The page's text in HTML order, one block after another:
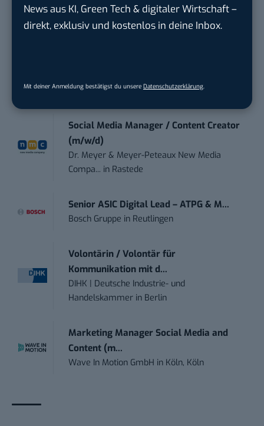
News aus KI, Green Tech & digitaler Wirtschaft –
direkt, exklusiv und kostenlos in deine Inbox.
Mit deiner Anmeldung bestätigst du unsere Datenschutzerklärung
Endpoint Security Engineer – OT (f/m/x)
ZEISSinOberkochen (Baden-Württemberg),
BANNERKÖNIG GmbHinGelsenkirchen
Social Media Manager / Content Creator
(m/w/d)
Dr. Meyer & Meyer-Peteaux New Media
Compa... in Rastede
Senior ASIC Digital Lead – ATPG & M...
Bosch Gruppe in Reutlingen
Volontärin / Volontär für
Kommunikation mit d...
DIHK | Deutsche Industrie- und
Handelskammer in Berlin
Marketing Manager Social Media and
Content (m...
Wave In Motion GmbH in Köln, Köln